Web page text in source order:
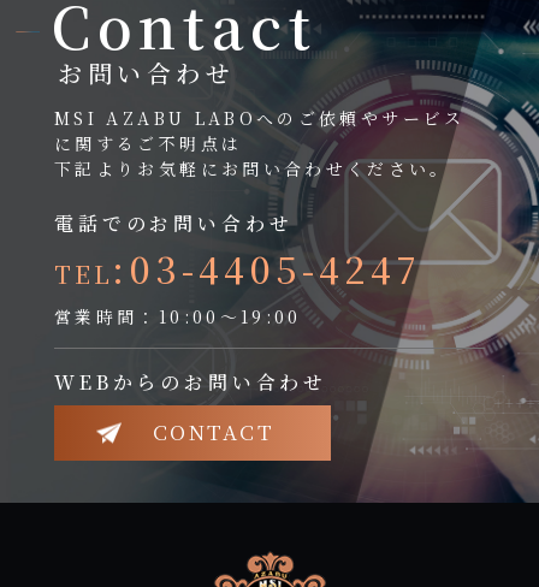
Contact
お問い合わせ
MSI AZABU LABOへのご依頼やサービス
に関するご不明点は
下記よりお気軽にお問い合わせください。
電話でのお問い合わせ
TEL :03-4405-4247
営業時間：10:00～19:00
WEBからのお問い合わせ
CONTACT